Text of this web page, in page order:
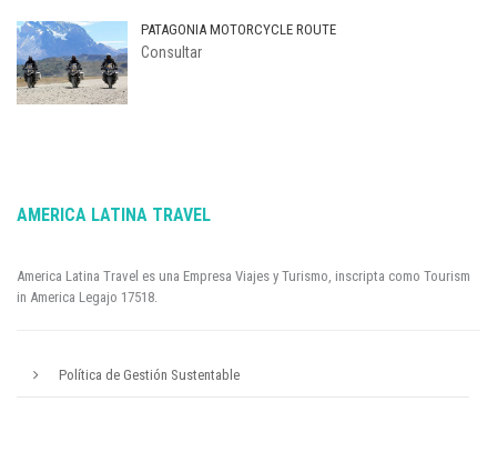
PATAGONIA MOTORCYCLE ROUTE
Consultar
AMERICA LATINA TRAVEL
America Latina Travel es una Empresa Viajes y Turismo, inscripta como Tourism
in America Legajo 17518.
Política de Gestión Sustentable